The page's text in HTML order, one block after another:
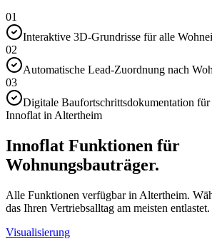
01
Interaktive 3D-Grundrisse für alle
02
Automatische Lead-Zuordnung nach
03
Digitale Baufortschrittsdokumentation
Innoflat in Altertheim
Innoflat Funktionen für
Wohnungsbauträger.
Alle Funktionen verfügbar in Altertheim.
das Ihren Vertriebsalltag am meisten entlastet.
Visualisierung